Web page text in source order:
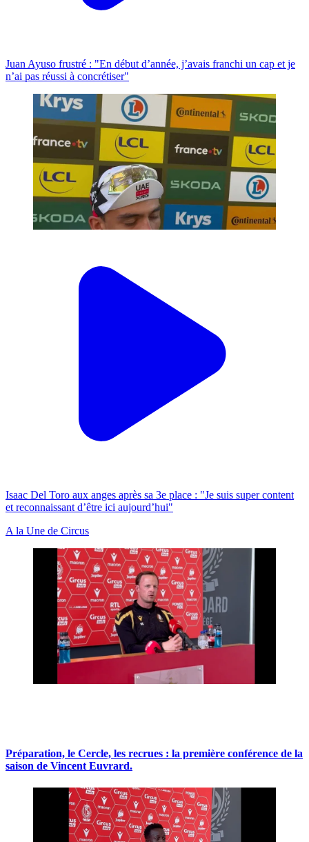
Juan Ayuso frustré : "En début d’année, j’avais franchi un cap et je
n’ai pas réussi à concrétiser"
Isaac Del Toro aux anges après sa 3e place : "Je suis super content
et reconnaissant d’être ici aujourd’hui"
A la Une de Circus
Préparation, le Cercle, les recrues : la première conférence de la
saison de Vincent Euvrard.